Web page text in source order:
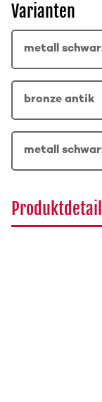
Varianten
metall
bronze antik
metall